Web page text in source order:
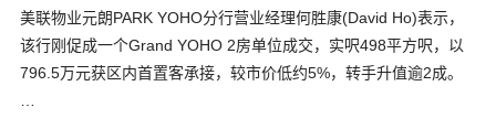
美联物业元朗PARK YOHO分行营业经理何胜康(David Ho)表示，
该行刚促成一个Grand YOHO 2房单位成交，实呎498平方呎，以
796.5万元获区内首置客承接，较市价低约5%，转手升值逾2成。